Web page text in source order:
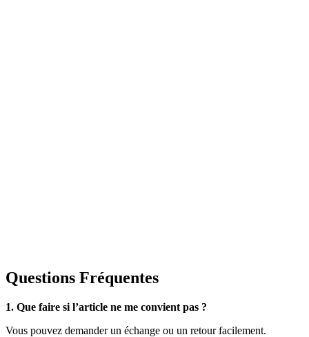
Questions Fréquentes
1. Que faire si l’article ne me convient pas ?
Vous pouvez demander un échange ou un retour facilement.